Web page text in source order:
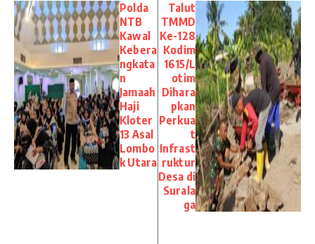
Polda
NTB
Kawal
Kebera
ngkata
n
Jamaah
Haji
Kloter
13 Asal
Lombo
k Utara
Talut
TMMD
Ke-128
Kodim
1615/L
otim
Dihara
pkan
Perkua
t
Infrast
ruktur
Desa di
Surala
ga